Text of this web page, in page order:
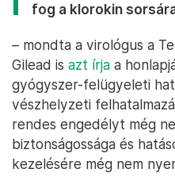
fog a klorokin
– mondta a virológus a
Gilead is azt írja a
gyógyszer-felügyeleti
vészhelyzeti
rendes engedélyt még
biztonságossága és
kezelésére még nem